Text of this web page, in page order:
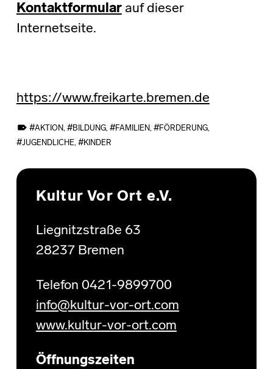
Kontaktformularauf dieser
Internetseite.
https://www.freikarte.bremen.de
AKTION, BILDUNG, FAMILIEN, FÖRDERUNG,
JUGENDLICHE, KINDER
Skip back to main navigation
Kultur Vor Ort e.V.
Liegnitzstraße 63
28237 Bremen
Telefon 0421-9899700
info@kultur-vor-ort.com
www.kultur-vor-ort.com
Öffnungszeiten